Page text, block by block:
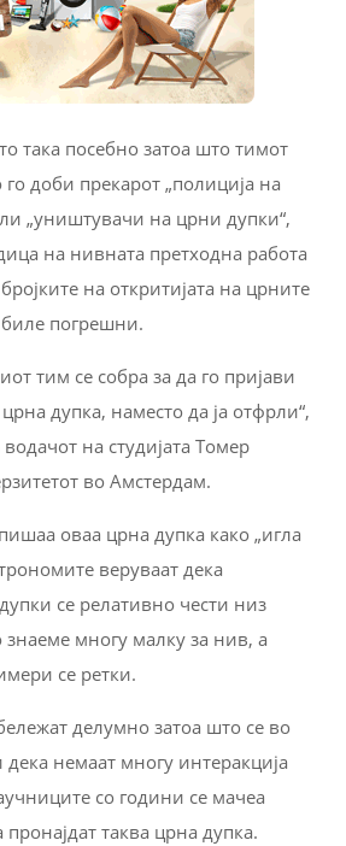
така посебно затоа што тимот
го доби прекарот „полиција на
„уништувачи на црни дупки“,
на нивната претходна работа
на откритијата на црните
погрешни.
тим се собра за да го пријави
дупка, наместо да ја отфрли“,
водачот на студијата Томер
во Амстердам.
оваа црна дупка како „игла
веруваат дека
се релативно чести низ
многу малку за нив, а
се ретки.
делумно затоа што се во
немаат многу интеракција
со години се мачеа
пронајдат таква црна дупка.